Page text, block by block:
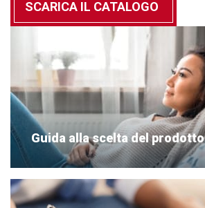
SCARICA IL CATALOGO
Guida alla scelta del prodotto